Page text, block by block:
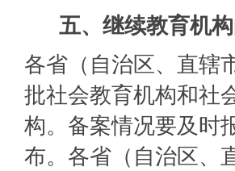
五、继续教育机
各省（自治区、直辖
批社会教育机构和社
构。备案情况要及时
布。各省（自治区、